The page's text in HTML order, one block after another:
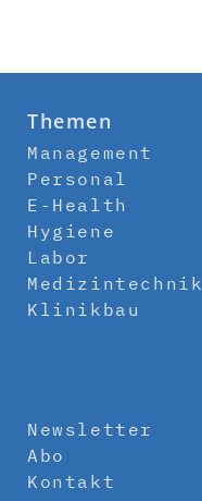
Themen
Management
Personal
E-Health
Hygiene
Labor
Medizintechnik
Klinikbau
Newsletter
Abo
Kontakt